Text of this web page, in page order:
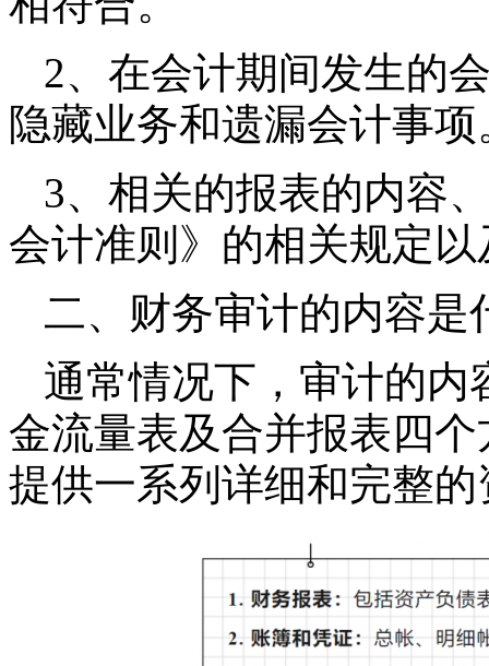
2、在会计期间发生的
隐藏业务和遗漏会计事项
3、相关的报表的内容
会计准则》的相关规定
二、财务审计的内容是
通常情况下，审计的内
金流量表及合并报表四个
提供一系列详细和完整